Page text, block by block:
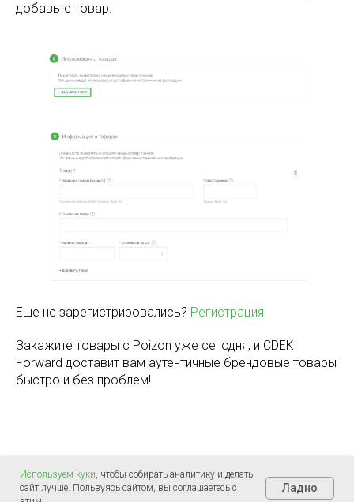
добавьте товар.
Еще не зарегистрировались? Регистрация
Закажите товары с Poizon уже сегодня, и CDEK
Forward доставит вам аутентичные брендовые товары
быстро и без проблем!
Используем куки, чтобы собирать аналитику и делать
сайт лучше. Пользуясь сайтом, вы соглашаетесь с
Ладно